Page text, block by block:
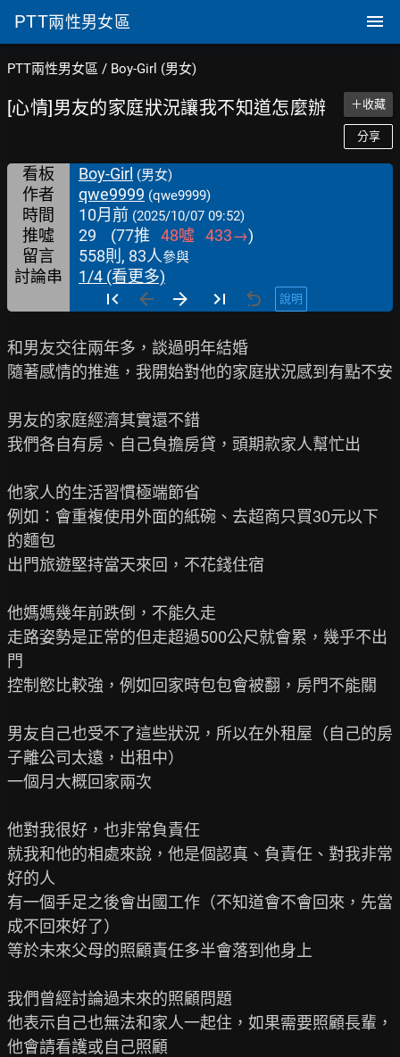
PTT兩性男女區
PTT兩性男女區 / Boy-Girl (男女)
[心情]男友的家庭狀況讓我不知道怎麼辦 ＋收藏
分享
看板 Boy-Girl (男女)
作者 qwe9999 (qwe9999)
時間 10月前 (2025/10/07 09:52)
推噓 29 (77推 48噓 433→)
留言
558則, 83人參與
討論串 1/4 (看更多)
說明
和男友交往兩年多，談過明年結婚
隨著感情的推進，我開始對他的家庭狀況感到有點不安
男友的家庭經濟其實還不錯
我們各自有房、自己負擔房貸，頭期款家人幫忙出
他家人的生活習慣極端節省
例如：會重複使用外面的紙碗、去超商只買30元以下
的麵包
出門旅遊堅持當天來回，不花錢住宿
他媽媽幾年前跌倒，不能久走
走路姿勢是正常的但走超過500公尺就會累，幾乎不出
門
控制慾比較強，例如回家時包包會被翻，房門不能關
男友自己也受不了這些狀況，所以在外租屋（自己的房
子離公司太遠，出租中）
一個月大概回家兩次
他對我很好，也非常負責任
就我和他的相處來說，他是個認真、負責任、對我非常
好的人
有一個手足之後會出國工作（不知道會不會回來，先當
成不回來好了）
等於未來父母的照顧責任多半會落到他身上
我們曾經討論過未來的照顧問題
他表示自己也無法和家人一起住，如果需要照顧長輩，
他會請看護或自己照顧